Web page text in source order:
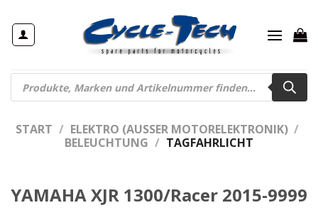
Inhalt
springen
Products
search
START / ELEKTRO (AUSSER MOTORELEKTRONIK) /
BELEUCHTUNG / TAGFAHRLICHT
YAMAHA XJR 1300/Racer 2015-9999